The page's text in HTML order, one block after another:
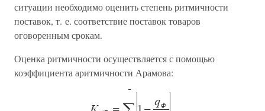
ситуации необходимо оценить степень ритмичности
поставок, т. е. соответствие поставок товаров
оговоренным срокам.
Оценка ритмичности осуществляется с помощью
коэффициента аритмичности Арамова: